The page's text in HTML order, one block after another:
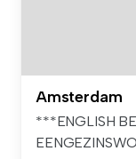
Amsterdam
***ENGLISH